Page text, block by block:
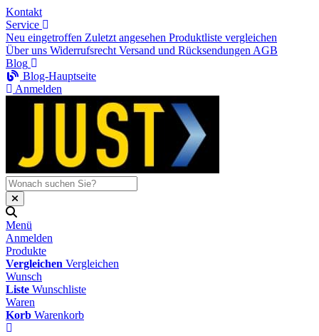
Kontakt
Service
Neu eingetroffen Zuletzt angesehen Produktliste vergleichen
Über uns Widerrufsrecht Versand und Rücksendungen AGB
Blog
Blog-Hauptseite
Anmelden
Menü
Anmelden
Produkte
Vergleichen Vergleichen
Wunsch
Liste Wunschliste
Waren
Korb Warenkorb